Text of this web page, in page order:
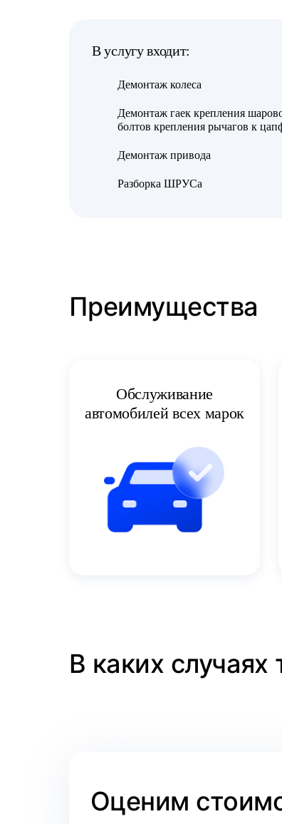
В услугу входит:
Демонтаж колеса
Демонтаж гаек крепления
болтов крепления рычагов к
Демонтаж привода
Разборка ШРУСа
Преимущества
Обслуживание
автомобилей всех марок
В каких
Оценим